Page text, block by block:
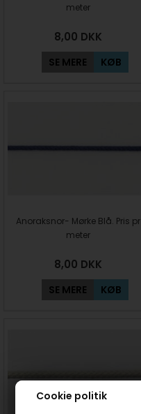
Cookie politik
meter
8,00 DKK
SE MERE KØB
Anoraksnor- Mørke Blå. Pris pr
meter
8,00 DKK
SE MERE KØB